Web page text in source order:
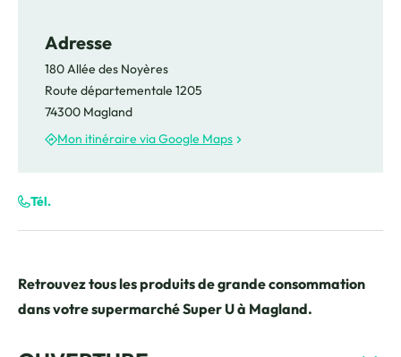
Retrouvez tous les produits de grande consommation
dans votre supermarché Super U à Magland.
Adresse
180 Allée des Noyères
Route départementale 1205
74300 Magland
Mon itinéraire via Google Maps
Tél.